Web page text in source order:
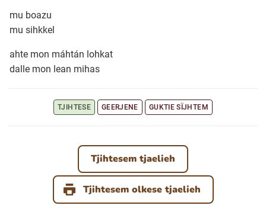
Ubmejesámiengiälla (Umesamiska)
Kaale (Romska)
Arli (Romska)
Kelderash (Romska)
mu boazu
mu sihkkel
ahte mon máhtán lohkat
dalle mon lean mihas
TJIHTESE GEERJENE GUKTIE SÏJHTEM
Tjihtesem tjaelieh
Tjihtesem olkese tjaelieh